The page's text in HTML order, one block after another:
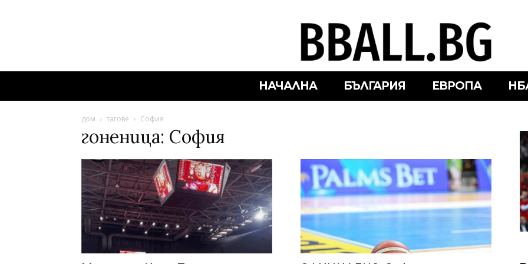
НАЧАЛНА БЪЛГАРИЯ ЕВРОПА
дом тагове София
гоненица: София